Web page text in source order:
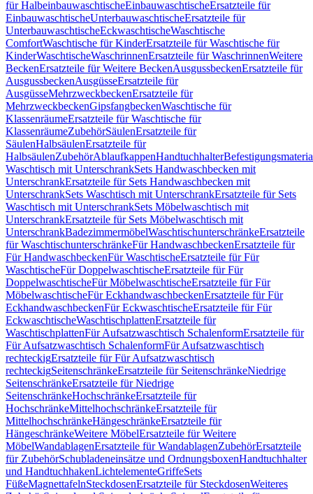
für HalbeinbauwaschtischeEinbauwaschtischeErsatzteile für
EinbauwaschtischeUnterbauwaschtischeErsatzteile für
UnterbauwaschtischeEckwaschtischeWaschtische
ComfortWaschtische für KinderErsatzteile für Waschtische für
KinderWaschtischeWaschrinnenErsatzteile für WaschrinnenWeitere
BeckenErsatzteile für Weitere BeckenAusgussbeckenErsatzteile für
AusgussbeckenAusgüsseErsatzteile für
AusgüsseMehrzweckbeckenErsatzteile für
MehrzweckbeckenGipsfangbeckenWaschtische für
KlassenräumeErsatzteile für Waschtische für
KlassenräumeZubehörSäulenErsatzteile für
SäulenHalbsäulenErsatzteile für
HalbsäulenZubehörAblaufkappenHandtuchhalter
Waschtisch mit UnterschrankSets Handwaschbecken mit
UnterschrankErsatzteile für Sets Handwaschbecken mit
UnterschrankSets Waschtisch mit UnterschrankErsatzteile für Sets
Waschtisch mit UnterschrankSets Möbelwaschtisch mit
UnterschrankErsatzteile für Sets Möbelwaschtisch mit
UnterschrankBadezimmermöbelWaschtischunterschränkeErsatzteile
für WaschtischunterschränkeFür HandwaschbeckenErsatzteile für
Für HandwaschbeckenFür WaschtischeErsatzteile für Für
WaschtischeFür DoppelwaschtischeErsatzteile für Für
DoppelwaschtischeFür MöbelwaschtischeErsatzteile für Für
MöbelwaschtischeFür EckhandwaschbeckenErsatzteile für Für
EckhandwaschbeckenFür EckwaschtischeErsatzteile für Für
EckwaschtischeWaschtischplattenErsatzteile für
WaschtischplattenFür Aufsatzwaschtisch SchalenformErsatzteile für
Für Aufsatzwaschtisch SchalenformFür Aufsatzwaschtisch
rechteckigErsatzteile für Für Aufsatzwaschtisch
rechteckigSeitenschränkeErsatzteile für SeitenschränkeNiedrige
SeitenschränkeErsatzteile für Niedrige
SeitenschränkeHochschränkeErsatzteile für
HochschränkeMittelhochschränkeErsatzteile für
MittelhochschränkeHängeschränkeErsatzteile für
HängeschränkeWeitere MöbelErsatzteile für Weitere
MöbelWandablagenErsatzteile für WandablagenZubehörErsatzteile
für ZubehörSchubladeneinsätze und OrdnungsboxenHandtuchhalter
und HandtuchhakenLichtelementeGriffeSets
FüßeMagnettafelnSteckdosenErsatzteile für SteckdosenWeiteres